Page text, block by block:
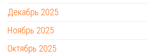
Декабрь 2025
Ноябрь 2025
Октябрь 2025